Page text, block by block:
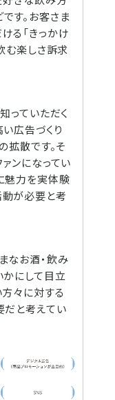
す。お客さま
る「きっかけ
む楽しさ訴求
っていただく
広告づくり
拡散です。そ
ンになってい
魅力を実体験
が必要と考
なお酒・飲み
かにして目立
方々に対する
だと考えてい